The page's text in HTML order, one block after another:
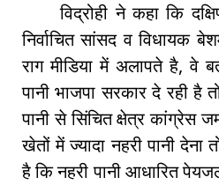
विद्रोही ने कहा कि
निर्वाचित सांसद व विधायक
राग मीडिया में अलापते है, वे
पानी भाजपा सरकार दे रही है
पानी से सिंचित क्षेत्र कांग्रेस
खेतों में ज्यादा नहरी पानी
है कि नहरी पानी आधारित